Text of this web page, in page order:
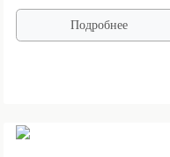
Подробнее